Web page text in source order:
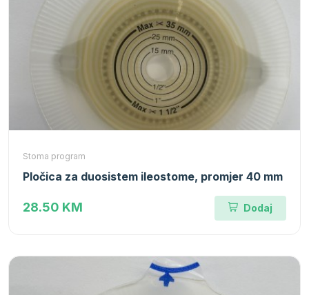
Stoma program
Pločica za duosistem ileostome, promjer 40 mm
28.50 KM Dodaj